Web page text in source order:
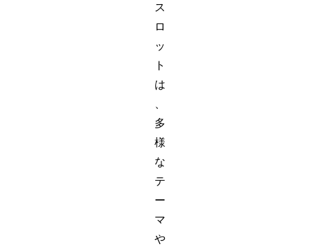
ス
ロ
ッ
ト
は
多
様
な
テ
ー
マ
や